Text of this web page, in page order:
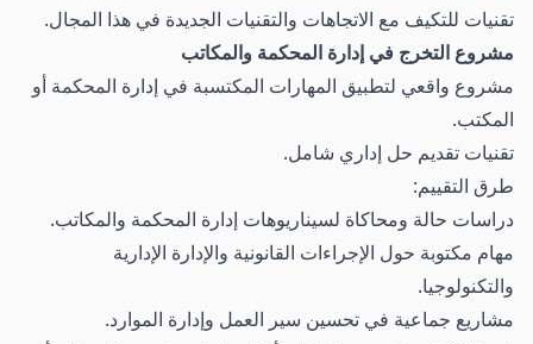
تقنيات للتكيف مع الاتجاهات والتقنيات الجديدة في هذا المجال.
مشروع التخرج في إدارة المحكمة والمكاتب
مشروع واقعي لتطبيق المهارات المكتسبة في إدارة المحكمة أو
المكتب.
تقنيات تقديم حل إداري شامل.
طرق التقييم:
دراسات حالة ومحاكاة لسيناريوهات إدارة المحكمة والمكاتب.
مهام مكتوبة حول الإجراءات القانونية والإدارة الإدارية
والتكنولوجيا.
مشاريع جماعية في تحسين سير العمل وإدارة الموارد.